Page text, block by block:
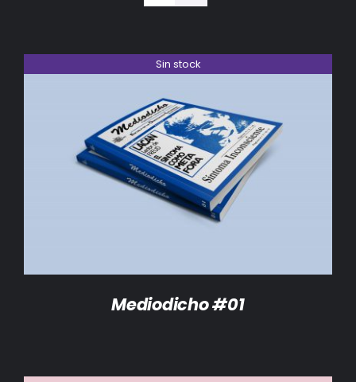
RED EOL
ACTUALIDAD
Sin stock
DETALLES
Mediodicho #01